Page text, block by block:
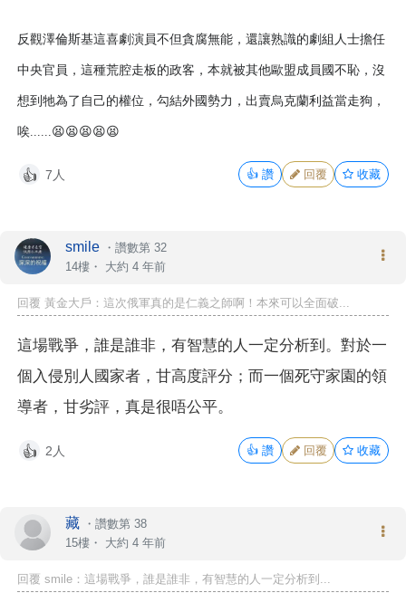
反觀澤倫斯基這喜劇演員不但貪腐無能，還讓熟識的劇組人士擔任
中央官員，這種荒腔走板的政客，本就被其他歐盟成員國不恥，沒
想到牠為了自己的權位，勾結外國勢力，出賣烏克蘭利益當走狗，
唉......😫😫😫😫😫
👍 7人 👍 讚 回覆 收藏
smile ・ 讚數第 32
14樓・ 大約 4 年前
回覆 黃金大戶：這次俄軍真的是仁義之師啊！本來可以全面破...
這場戰爭，誰是誰非，有智慧的人一定分析到。對於一
個入侵別人國家者，甘高度評分；而一個死守家園的領
導者，甘劣評，真是很唔公平。
👍 2人 👍 讚 回覆 收藏
藏 ・ 讚數第 38
15樓・ 大約 4 年前
回覆 smile：這場戰爭，誰是誰非，有智慧的人一定分析到...